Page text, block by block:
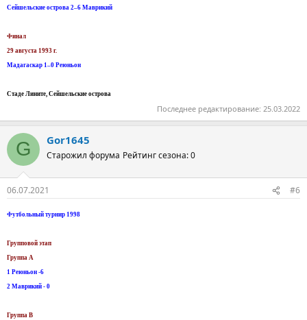
Сейшельские острова 2–6 Маврикий
Финал
29 августа 1993 г.
Мадагаскар 1–0 Реюньон
Стаде Лините, Сейшельские острова
Последнее редактирование: 25.03.2022
G Gor1645
Старожил форума Рейтинг сезона: 0
06.07.2021 #6
Футбольный турнир 1998
Групповой этап
Группа А
1 Реюньон -6
2 Маврикий - 0
Группа B